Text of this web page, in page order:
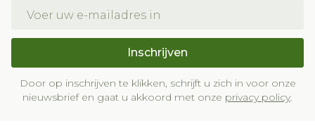
Inschrijven
Door op inschrijven te klikken, schrijft u zich in voor onze
nieuwsbrief en gaat u akkoord met onze privacy policy.